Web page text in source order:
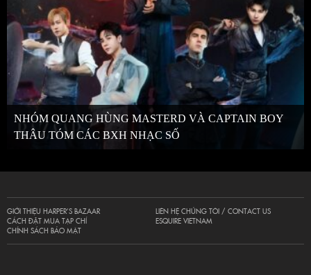
NHÓM QUANG HÙNG MASTERD VÀ CAPTAIN BOY
THÂU TÓM CÁC BXH NHẠC SỐ
GIỚI THIỆU HARPER’S BAZAAR
CÁCH ĐẶT MUA TẠP CHÍ
CHÍNH SÁCH BẢO MẬT
LIÊN HỆ CHÚNG TÔI / CONTACT US
ESQUIRE VIETNAM